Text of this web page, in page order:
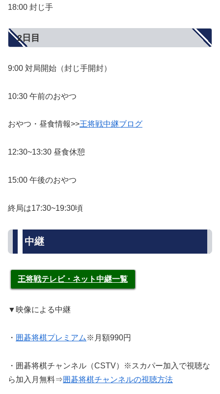
18:00 封じ手
2日目
9:00 対局開始（封じ手開封）
10:30 午前のおやつ
おやつ・昼食情報>>王将戦中継ブログ
12:30~13:30 昼食休憩
15:00 午後のおやつ
終局は17:30~19:30頃
中継
王将戦テレビ・ネット中継一覧
▼映像による中継
・ 囲碁将棋プレミアム ※月額990円
・囲碁将棋チャンネル（CSTV）※スカパー加入で視聴な
ら加入月無料⇒囲碁将棋チャンネルの視聴方法